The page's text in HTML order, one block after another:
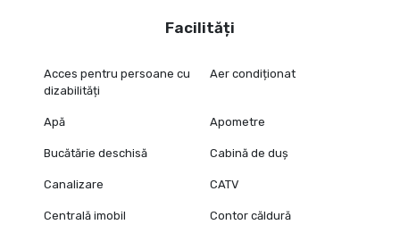
Facilități
Acces pentru persoane cu
dizabilități
Aer condiționat
Apă Apometre
Bucătărie deschisă Cabină de duș
Canalizare CATV
Centrală imobil Contor căldură